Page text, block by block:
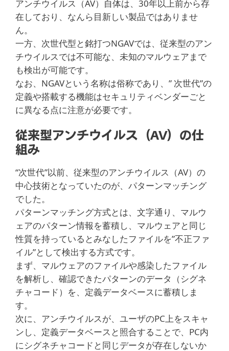
アンチウイルス（AV）自体は、30年以上前から存
在しており、なんら目新しい製品ではありませ
ん。
一方、次世代型と銘打つNGAVでは、従来型のアン
チウイルスでは不可能な、未知のマルウェアまで
も検出が可能です。
なお、NGAVという名称は俗称であり、” 次世代”の
定義や搭載する機能はセキュリティベンダーごと
に異なる点に注意が必要です。
従来型アンチウイルス（AV）の仕
組み
“次世代”以前、従来型のアンチウイルス（AV）の
中心技術となっていたのが、パターンマッチング
でした。
パターンマッチング方式とは、文字通り、マルウ
ェアのパターン情報を蓄積し、マルウェアと同じ
性質を持っているとみなしたファイルを”不正ファ
イル”として検出する方式です。
まず、マルウェアのファイルや感染したファイル
を解析し、確認できたパターンのデータ（シグネ
チャコード）を、定義データベースに蓄積しま
す。
次に、アンチウイルスが、ユーザのPC上をスキャ
ンし、定義データベースと照合することで、PC内
にシグネチャコードと同じデータが存在しないか